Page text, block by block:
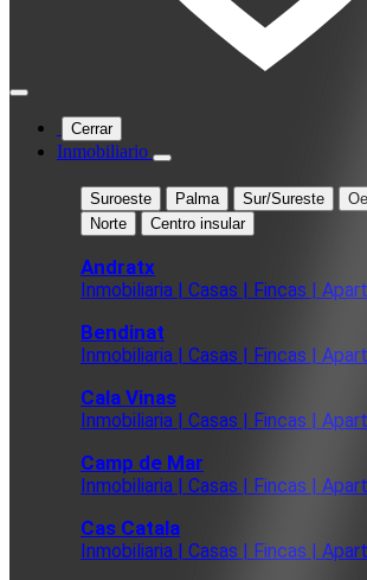
Cerrar
Inmobiliario
Suroeste Palma Sur/Sureste
Norte
Centro insular
Andratx
Inmobiliaria | Casas | Fincas |
Bendinat
Inmobiliaria | Casas | Fincas |
Cala Vinas
Inmobiliaria | Casas | Fincas |
Camp de Mar
Inmobiliaria | Casas | Fincas |
Cas Catala
Inmobiliaria | Casas | Fincas |